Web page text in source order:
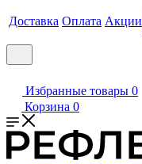
Доставка Оплата Акции
Избранные товары 0
Корзина 0